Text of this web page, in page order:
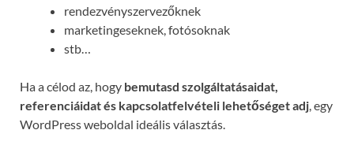
rendezvényszervezőknek
marketingeseknek, fotósoknak
stb…
Ha a célod az, hogy bemutasd szolgáltatásaidat,
referenciáidat és kapcsolatfelvételi lehetőséget adj , egy
WordPress weboldal ideális választás.